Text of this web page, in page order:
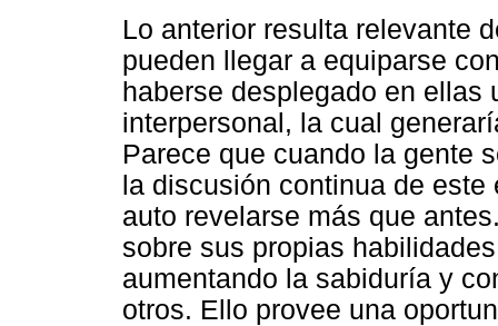
Lo anterior resulta relevante
pueden llegar a equiparse
haberse desplegado en ellas
interpersonal, la cual
Parece que cuando la gente
la discusión continua de
auto revelarse más que
sobre sus propias
aumentando la sabiduría y
otros. Ello provee una